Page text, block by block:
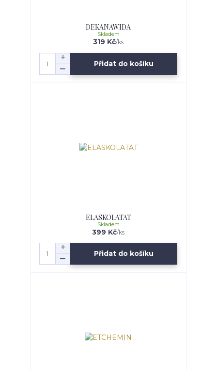
DEKANAWIDA
319 Kč/ks
Skladem
Přidat do košíku
ELASKOLATAT
399 Kč/ks
Skladem
Přidat do košíku